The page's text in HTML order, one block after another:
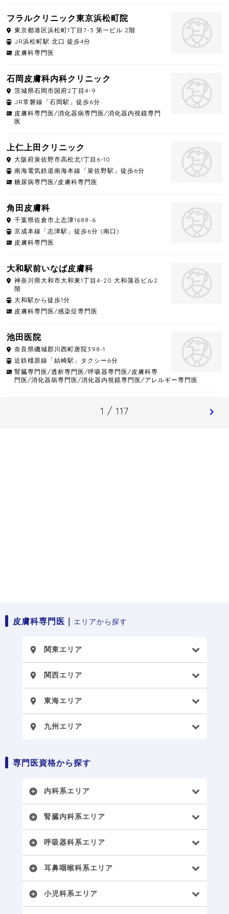
フラルクリニック東京浜松町院
東京都港区浜松町1丁目7-3 第一ビル 2階
JR浜松町駅 北口 徒歩4分
皮膚科専門医
石岡皮膚科内科クリニック
茨城県石岡市国府2丁目4-9
JR常磐線「石岡駅」徒歩6分
皮膚科専門医/消化器病専門医/消化器内視鏡専門
医
上仁上田クリニック
大阪府泉佐野市高松北1丁目6-10
南海電気鉄道南海本線「泉佐野駅」徒歩6分
糖尿病専門医/皮膚科専門医
角田皮膚科
千葉県佐倉市上志津1688-6
京成本線「志津駅」徒歩6分 (南口)
皮膚科専門医
大和駅前いなば皮膚科
神奈川県大和市大和東1丁目4-20 大和蒲谷ビル2
階
大和駅から徒歩1分
皮膚科専門医/感染症専門医
池田医院
奈良県磯城郡川西町唐院398-1
近鉄橿原線「結崎駅」タクシー6分
腎臓専門医/透析専門医/呼吸器専門医/皮膚科専
門医/消化器病専門医/消化器内視鏡専門医/アレルギー専門医
1 / 117 chevron_right
皮膚科専門医｜ エリアから探す
place 関東エリア
place 関西エリア
place 東海エリア
place 九州エリア
専門医資格から探す
add_circle 内科系エリア
add_circle 腎臓内科系エリア
add_circle 呼吸器科系エリア
add_circle 耳鼻咽喉科系エリア
add_circle 小児科系エリア